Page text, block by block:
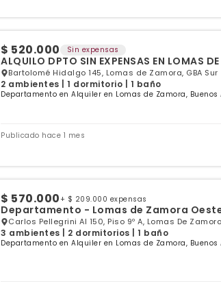
$ 520.000 Sin expensas
ALQUILO DPTO SIN EXPENSAS EN LOMAS
Bartolomé Hidalgo 145, Lomas de Zamora, GBA Sur
2 ambientes | 1 dormitorio | 1 baño
Departamento en Alquiler en Lomas de Zamora, Buenos
Publicado hace 1 mes
$ 570.000 + $ 209.000 expensas
Departamento - Lomas de Zamora
Carlos Pellegrini Al 150, Piso 9º A, Lomas De
3 ambientes | 2 dormitorios | 1 baño
Departamento en Alquiler en Lomas de Zamora, Buenos